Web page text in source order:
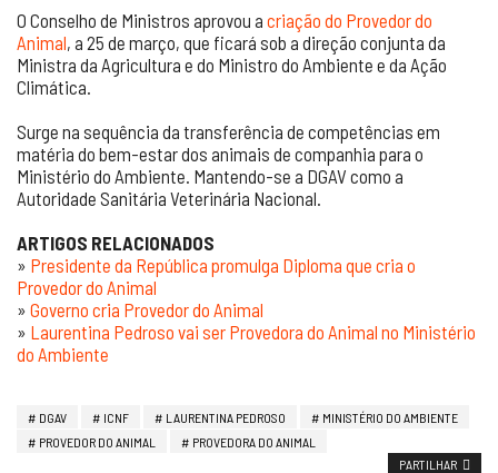
O Conselho de Ministros aprovou a criação do Provedor do
Animal, a 25 de março, que ficará sob a direção conjunta da
Ministra da Agricultura e do Ministro do Ambiente e da Ação
Climática.
Surge na sequência da transferência de competências em
matéria do bem-estar dos animais de companhia para o
Ministério do Ambiente. Mantendo-se a DGAV como a
Autoridade Sanitária Veterinária Nacional.
ARTIGOS RELACIONADOS
» Presidente da República promulga Diploma que cria o
Provedor do Animal
» Governo cria Provedor do Animal
» Laurentina Pedroso vai ser Provedora do Animal no Ministério
do Ambiente
DGAV ICNF LAURENTINA PEDROSO
MINISTÉRIO DO AMBIENTE
PROVEDOR DO ANIMAL
PROVEDORA DO ANIMAL
PARTILHAR